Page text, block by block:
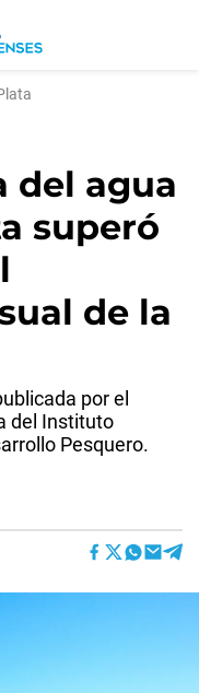
del agua
superó
de la
por el
del Instituto
Pesquero.